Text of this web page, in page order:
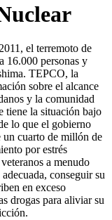
el terremoto de
16.000 personas y
TEPCO, la
sobre el alcance
y la comunidad
tiene la situación bajo
lo que el gobierno
un cuarto de millón de
por estrés
a menudo
conseguir su
en exceso
drogas para aliviar su